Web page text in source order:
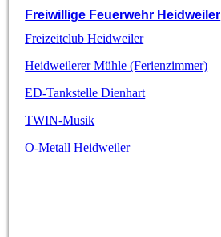
Freiwillige Feuerwehr Heidweiler
Freizeitclub Heidweiler
Heidweilerer Mühle (Ferienzimmer)
ED-Tankstelle Dienhart
TWIN-Musik
O-Metall Heidweiler